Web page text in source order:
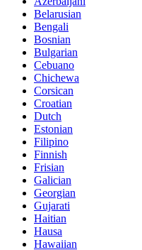
Belarusian
Bengali
Bosnian
Bulgarian
Cebuano
Chichewa
Corsican
Croatian
Dutch
Estonian
Filipino
Finnish
Frisian
Galician
Georgian
Gujarati
Haitian
Hausa
Hawaiian